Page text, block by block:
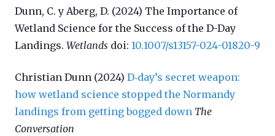
Dunn, C. y Aberg, D. (2024) The Importance of
Wetland Science for the Success of the D-Day
Landings. Wetlands doi: 10.1007/s13157-024-01820-9
Christian Dunn (2024) D‑day’s secret weapon:
how wetland science stopped the Normandy
landings from getting bogged down The
Conversation